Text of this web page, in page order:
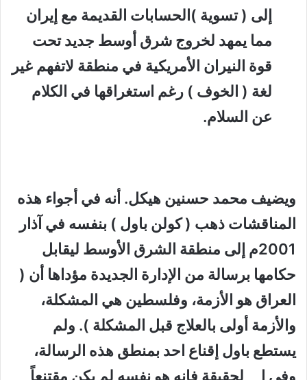
إلى ( تسوية )الحسابات القديمة مع إيران
مما يمهد لخروج شرق أوسط جديد تحت
قوة النيران الأمريكية في منطقة لاتفهم غير
لغة ( الخوف ) رغم استغراقها في الكلام
عن السلام.
ويضيف محمد حسنين هيكل. أنه في أجواء هذه
المناقشات ذهب ( كولن باول ) بنفسه في آذار
2001م إلى منطقة الشرق الأوسط ليقابل
حكامها برسالة من الإدارة الجديدة مؤداها أن (
العراق هو الأزمة، وفلسطين هي المشكلة،
والأزمة أولى بالعلاج قبل المشكلة ). ولم
يستطع باول إقناع احد بمنطق هذه الرسالة،
وفي ا لحقيقة فانه هو نفسه لم يكن مقتنعاً